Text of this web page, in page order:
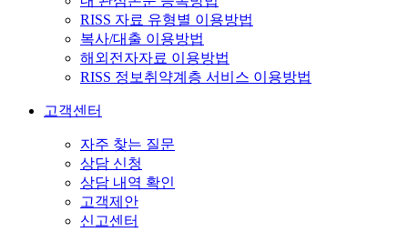
RISS 자료 유형별 이용방법
복사/대출 이용방법
해외전자자료 이용방법
RISS 정보취약계층 서비스 이용방법
고객센터
자주 찾는 질문
상담 신청
상담 내역 확인
고객제안
신고센터